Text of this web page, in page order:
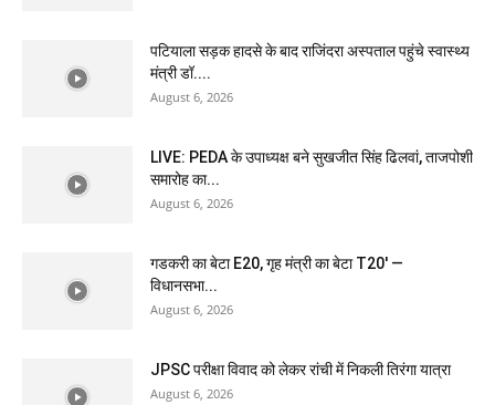
पटियाला सड़क हादसे के बाद राजिंदरा अस्पताल पहुंचे स्वास्थ्य
मंत्री डॉ....
August 6, 2026
LIVE: PEDA के उपाध्यक्ष बने सुखजीत सिंह ढिलवां, ताजपोशी
समारोह का...
August 6, 2026
गडकरी का बेटा E20, गृह मंत्री का बेटा T20′ —
विधानसभा...
August 6, 2026
JPSC परीक्षा विवाद को लेकर रांची में निकली तिरंगा यात्रा
August 6, 2026